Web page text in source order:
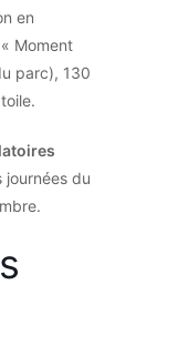
en
Moment
parc), 130
journées du